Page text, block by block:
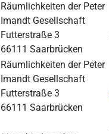
Räumlichkeiten der Peter
Imandt Gesellschaft
Futterstraße 3
66111 Saarbrücken
Räumlichkeiten der Peter
Imandt Gesellschaft
Futterstraße 3
66111 Saarbrücken